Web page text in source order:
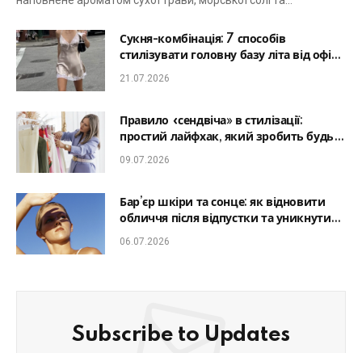
Сукня-комбінація: 7 способів
стилізувати головну базу літа від офісу
до романтичної вечері
21.07.2026
Правило «сендвіча» в стилізації:
простий лайфхак, який зробить будь-
який образ гармонійним
09.07.2026
Бар’єр шкіри та сонце: як відновити
обличчя після відпустки та уникнути
фотостаріння
06.07.2026
Subscribe to Updates